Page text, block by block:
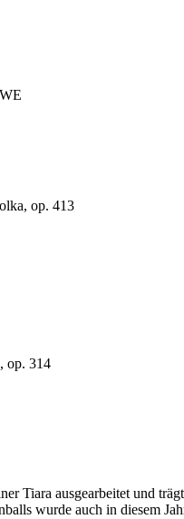
op. 413
314
Tiara ausgearbeitet und
wurde auch in diesem